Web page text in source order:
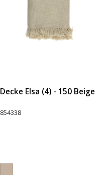
Decke Elsa (4) - 150 Beige
854338